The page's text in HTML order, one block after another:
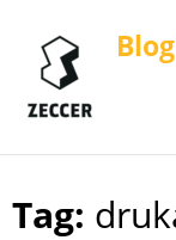
Skip
Tag: